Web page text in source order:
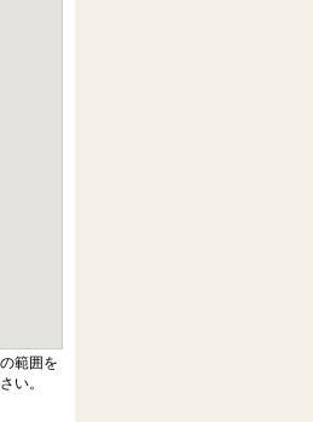
範囲を
い。